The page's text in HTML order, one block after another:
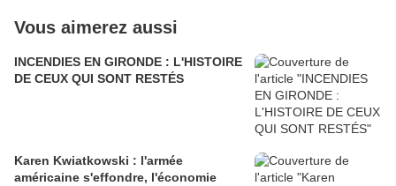
Vous aimerez aussi
INCENDIES EN GIRONDE : L'HISTOIRE
DE CEUX QUI SONT RESTÉS
Karen Kwiatkowski : l'armée
américaine s'effondre, l'économie